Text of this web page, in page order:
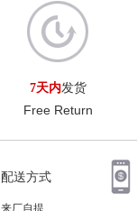
7天内发货
Free Return
配送方式
来厂自提